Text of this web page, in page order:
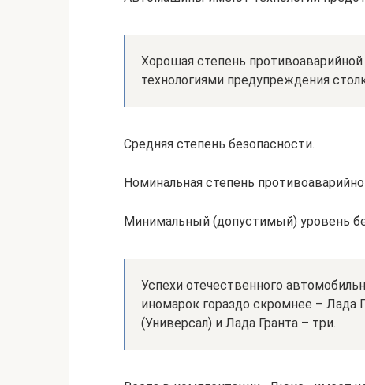
Хорошая степень
технологиями предупреждения
Средняя степень безопасности.
Номинальная степень
Минимальный (допустимый) уровень
Успехи отечественного
иномарок гораздо скромнее – Лада
(Универсал) и Лада Гранта – три.